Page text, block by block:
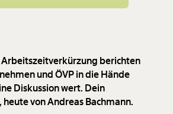
berichten
und ÖVP in die Hände
Diskussion wert. Dein
von Andreas Bachmann.